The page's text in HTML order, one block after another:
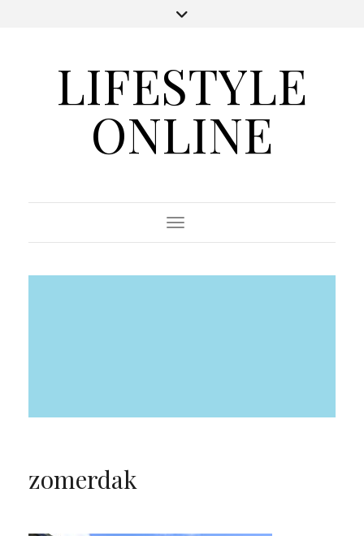
LIFESTYLE
ONLINE
Toggle Navigation
zomerdak